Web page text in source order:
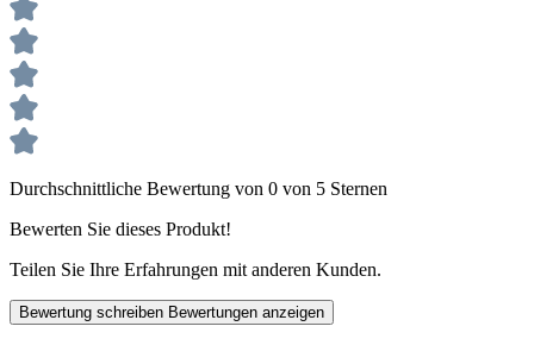
Durchschnittliche Bewertung von 0 von 5 Sternen
Bewerten Sie dieses Produkt!
Teilen Sie Ihre Erfahrungen mit anderen Kunden.
Bewertung schreiben Bewertungen anzeigen